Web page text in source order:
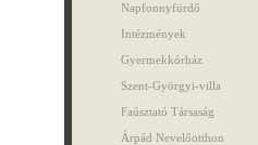
Napfonnyfürdő
Intézmények
Gyermekkórház
Szent-Györgyi-villa
Faúsztató Társaság
Árpád Nevelőotthon